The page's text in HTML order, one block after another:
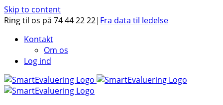
Skip to content
Ring til os på 74 44 22 22| Fra data til ledelse
Kontakt
Om os
Log ind